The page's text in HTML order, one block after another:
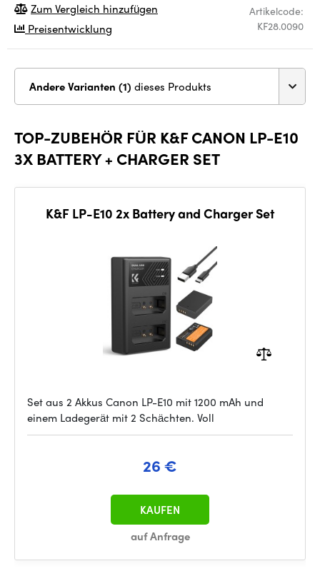
Artikelcode:
KF28.0090
Zum Vergleich hinzufügen
Preisentwicklung
Andere Varianten (1) dieses Produkts
TOP-ZUBEHÖR FÜR K&F CANON LP-E10
3X BATTERY + CHARGER SET
K&F LP-E10 2x Battery and Charger Set
Set aus 2 Akkus Canon LP-E10 mit 1200 mAh und
einem Ladegerät mit 2 Schächten. Voll
26 €
auf Anfrage
KAUFEN